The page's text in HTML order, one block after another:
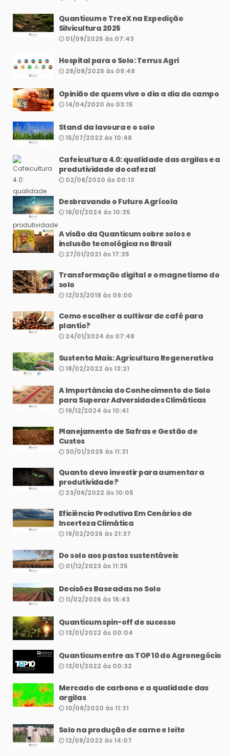
Quanticum e TreeX na Expedição
Silvicultura 2025
01/09/2025 às 07:43
Hospital para o Solo: Terrus Agri
28/08/2025 às 09:49
Opinião de quem vive o dia a dia do campo
14/04/2020 às 03:15
Stand da lavoura e o solo
15/07/2022 às 10:48
Cafeicultura 4.0: qualidade das argilas e a
produtividade do cafezal
02/08/2020 às 00:13
Desbravando o Futuro Agrícola
16/01/2024 às 10:35
A visão da Quanticum sobre solos e
inclusão tecnológica no Brasil
27/01/2021 às 17:35
Transformação digital e o magnetismo do
solo
12/03/2019 às 09:00
Como escolher a cultivar de café para
plantio?
24/01/2024 às 07:48
Sustenta Mais: Agricultura Regenerativa
18/02/2022 às 13:21
A Importância do Conhecimento do Solo
para Superar Adversidades Climáticas
19/12/2024 às 10:41
Planejamento de Safras e Gestão de
Custos
30/01/2025 às 11:31
Quanto devo investir para aumentar a
produtividade?
23/06/2022 às 10:05
Eficiência Produtiva Em Cenários de
Incerteza Climática
19/02/2026 às 21:37
Do solo aos pastos sustentáveis
01/12/2023 às 11:35
Decisões Baseadas no Solo
11/02/2026 às 15:43
Quanticum spin-off de sucesso
13/01/2022 às 00:04
Quanticum entre as TOP 10 do Agronegócio
13/01/2022 às 00:32
Mercado de carbono e a qualidade das
argilas
10/08/2020 às 11:31
Solo na produção de carne e leite
12/08/2022 às 14:07